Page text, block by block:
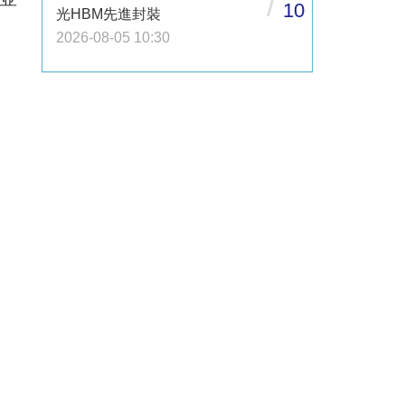
光HBM先進封裝
2026-08-05 10:30
10